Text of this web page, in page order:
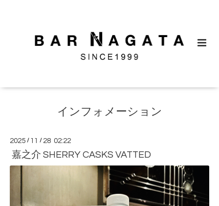
インフォメーション
2025 / 11 / 28 02:22
嘉之介 SHERRY CASKS VATTED